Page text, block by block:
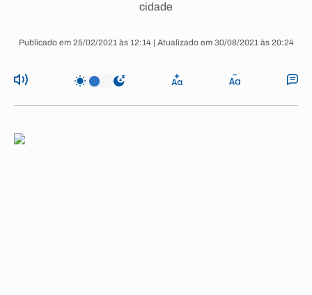
cidade
Publicado em 25/02/2021 às 12:14 | Atualizado em 30/08/2021 às 20:24